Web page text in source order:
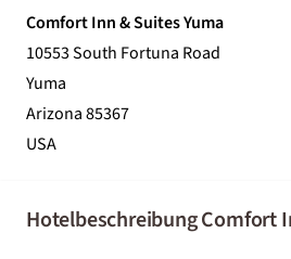
Comfort Inn & Suites Yuma
10553 South Fortuna Road
Yuma
Arizona 85367
USA
Hotelbeschreibung Comfort